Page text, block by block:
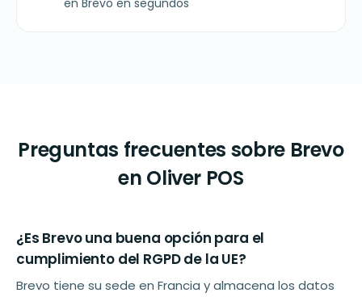
en Brevo en segundos
Preguntas frecuentes sobre Brevo
en Oliver POS
¿Es Brevo una buena opción para el
cumplimiento del RGPD de la UE?
Brevo tiene su sede en Francia y almacena los datos